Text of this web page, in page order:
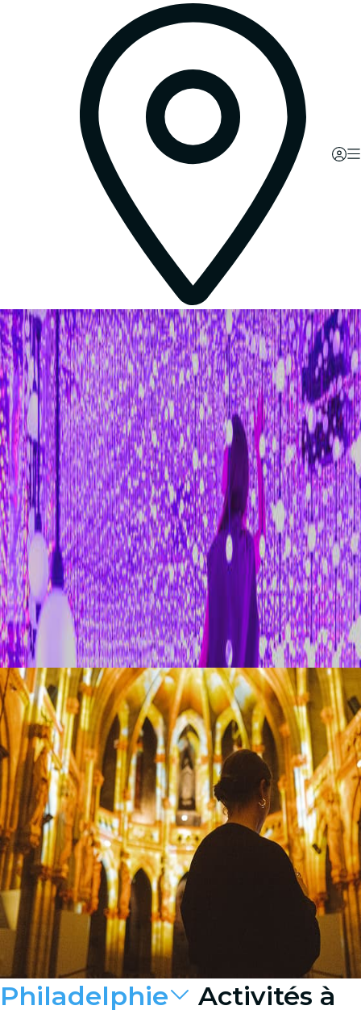
Philadelphie
Activités à